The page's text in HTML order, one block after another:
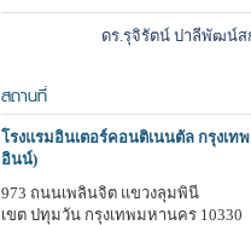
ดร.รุจิรัตน์ ปาลีพัฒน์ส
สถานที่
โรงแรมอินเตอร์คอนติเนนตัล กรุงเท
อินน์)
973 ถนนเพลินจิต แขวงลุมพินี
เขต ปทุมวัน กรุงเทพมหานคร 10330